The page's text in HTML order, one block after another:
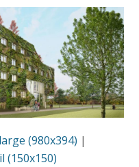
large (980x394) |
(150x150)